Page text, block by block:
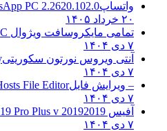
واتساپPC 2.2620.102.0
۲۰ خرداد ۱۴۰۵
تمامی مایکروسافت ویژوال C
۷ دی ۱۴۰۴
آنتی ویروس نورتون سکوریتی
۷ دی ۱۴۰۴
– ویرایش فایلFile Editor+
۷ دی ۱۴۰۴
آفیس 2019 2019 Microsoft Office 2019 Pro Plus v
۷ دی ۱۴۰۴